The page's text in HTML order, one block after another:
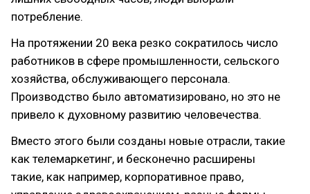
потребление.
На протяжении 20 века резко сократилось число
работников в сфере промышленности, сельского
хозяйства, обслуживающего персонала.
Производство было автоматизировано, но это не
привело к духовному развитию человечества.
Вместо этого были созданы новые отрасли, такие
как телемаркетинг, и бесконечно расширены
такие, как например, корпоративное право,